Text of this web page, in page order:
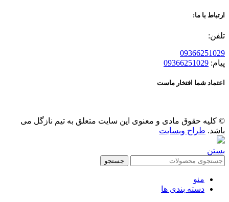
ارتباط با ما:
تلفن:
09366251029
پیام: 09366251029
اعتماد شما افتخار ماست
© کلیه حقوق مادی و معنوی این سایت متعلق به تیم نازگل می
باشد. طراح وبسایت
بستن
جستجو
منو
دسته بندی ها